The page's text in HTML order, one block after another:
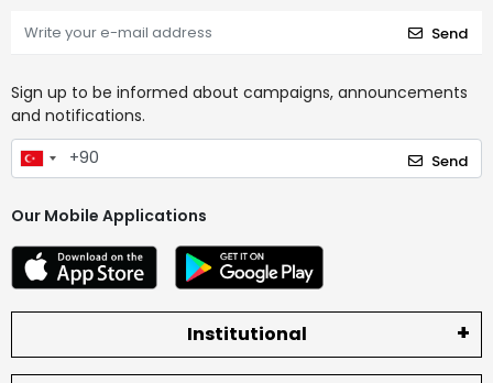
Send
Sign up to be informed about campaigns, announcements
and notifications.
Send
Our Mobile Applications
Institutional